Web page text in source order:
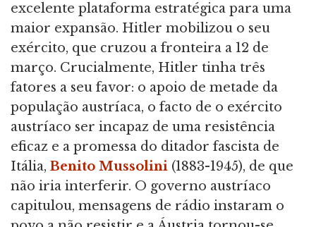
excelente plataforma estratégica para uma
maior expansão. Hitler mobilizou o seu
exército, que cruzou a fronteira a 12 de
março. Crucialmente, Hitler tinha três
fatores a seu favor: o apoio de metade da
população austríaca, o facto de o exército
austríaco ser incapaz de uma resistência
eficaz e a promessa do ditador fascista de
Itália, Benito Mussolini (1883-1945), de que
não iria interferir. O governo austríaco
capitulou, mensagens de rádio instaram o